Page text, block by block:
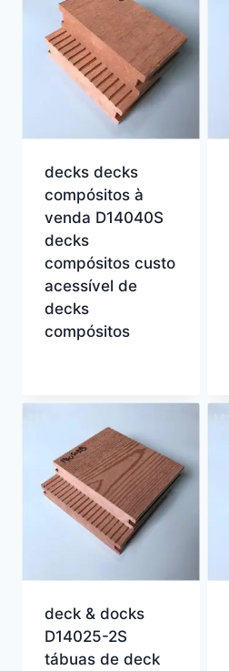
decks decks
compósitos à
venda D14040S
decks
compósitos custo
acessível de
decks
compósitos
deck & docks
D14025-2S
tábuas de deck